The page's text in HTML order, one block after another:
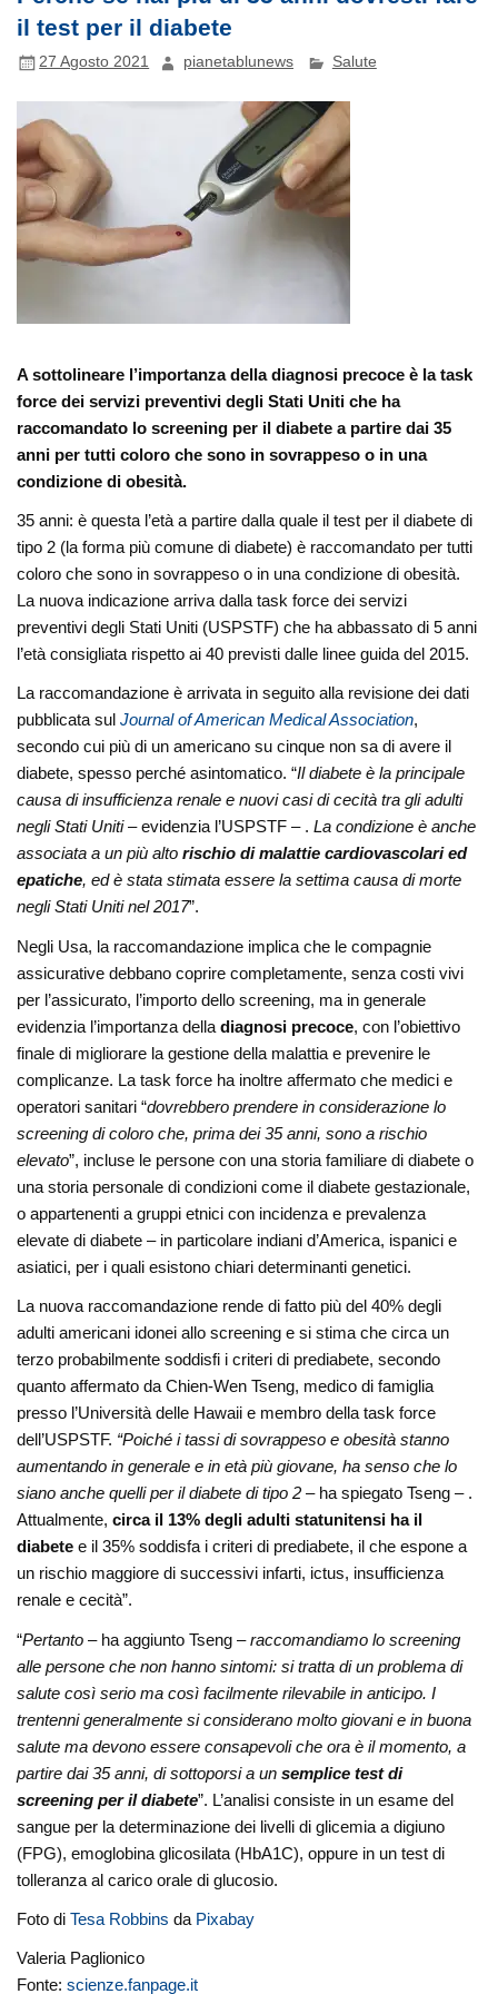
il test per il diabete
27 Agosto 2021 pianetablunews Salute
A sottolineare l’importanza della diagnosi precoce è la task
force dei servizi preventivi degli Stati Uniti che ha
raccomandato lo screening per il diabete a partire dai 35
anni per tutti coloro che sono in sovrappeso o in una
condizione di obesità.
35 anni: è questa l’età a partire dalla quale il test per il diabete di
tipo 2 (la forma più comune di diabete) è raccomandato per tutti
coloro che sono in sovrappeso o in una condizione di obesità.
La nuova indicazione arriva dalla task force dei servizi
preventivi degli Stati Uniti (USPSTF) che ha abbassato di 5 anni
l’età consigliata rispetto ai 40 previsti dalle linee guida del 2015.
La raccomandazione è arrivata in seguito alla revisione dei dati
pubblicata sulJournal of American Medical Association,
secondo cui più di un americano su cinque non sa di avere il
diabete, spesso perché asintomatico. “Il diabete è la principale
causa di insufficienza renale e nuovi casi di cecità tra gli adulti
negli Stati Uniti– evidenzia l’USPSTF – .La condizione è anche
associata a un più altorischio di malattie cardiovascolari ed
epatiche, ed è stata stimata essere la settima causa di morte
negli Stati Uniti nel 2017”.
Negli Usa, la raccomandazione implica che le compagnie
assicurative debbano coprire completamente, senza costi vivi
per l’assicurato, l’importo dello screening, ma in generale
evidenzia l’importanza delladiagnosi precoce, con l’obiettivo
finale di migliorare la gestione della malattia e prevenire le
complicanze. La task force ha inoltre affermato che medici e
operatori sanitari “dovrebbero prendere in considerazione lo
screening di coloro che, prima dei 35 anni, sono a rischio
elevato”, incluse le persone con una storia familiare di diabete o
una storia personale di condizioni come il diabete gestazionale,
o appartenenti a gruppi etnici con incidenza e prevalenza
elevate di diabete – in particolare indiani d’America, ispanici e
asiatici, per i quali esistono chiari determinanti genetici.
La nuova raccomandazione rende di fatto più del 40% degli
adulti americani idonei allo screening e si stima che circa un
terzo probabilmente soddisfi i criteri di prediabete, secondo
quanto affermato da Chien-Wen Tseng, medico di famiglia
presso l’Università delle Hawaii e membro della task force
dell’USPSTF. “Poiché i tassi di sovrappeso e obesità stanno
aumentando in generale e in età più giovane, ha senso che lo
siano anche quelli per il diabete di tipo 2 – ha spiegato Tseng – .
Attualmente,circa il 13% degli adulti statunitensi ha il
diabete e il 35% soddisfa i criteri di prediabete, il che espone a
un rischio maggiore di successivi infarti, ictus, insufficienza
renale e cecità”.
“Pertanto – ha aggiunto Tseng –raccomandiamo lo screening
alle persone che non hanno sintomi: si tratta di un problema di
salute così serio ma così facilmente rilevabile in anticipo. I
trentenni generalmente si considerano molto giovani e in buona
salute ma devono essere consapevoli che ora è il momento, a
partire dai 35 anni, di sottoporsi a unsemplice test di
screening per il diabete”. L’analisi consiste in un esame del
sangue per la determinazione dei livelli di glicemia a digiuno
(FPG), emoglobina glicosilata (HbA1C), oppure in un test di
tolleranza al carico orale di glucosio.
Foto diTesa Robbins da Pixabay
Valeria Paglionico
Fonte:scienze.fanpage.it